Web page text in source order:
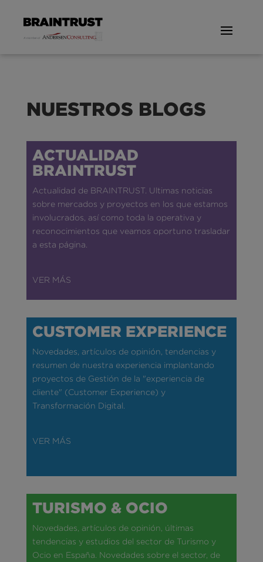
NUESTROS BLOGS
ACTUALIDAD
BRAINTRUST
Actualidad de BRAINTRUST. Ultimas noticias
sobre mercados y proyectos en los que estamos
involucrados, así como toda la operativa y
reconocimientos que veamos oportuno trasladar
a esta página.
VER MÁS
CUSTOMER EXPERIENCE
Novedades, artículos de opinión, tendencias y
resumen de nuestra experiencia implantando
proyectos de Gestión de la "experiencia de
cliente" (Customer Experience) y
Transformación Digital.
VER MÁS
TURISMO & OCIO
Novedades, artículos de opinión, últimas
tendencias y estudios del sector de Turismo y
Ocio en España. Novedades sobre el sector, de